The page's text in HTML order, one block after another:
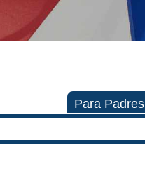
Para Padres